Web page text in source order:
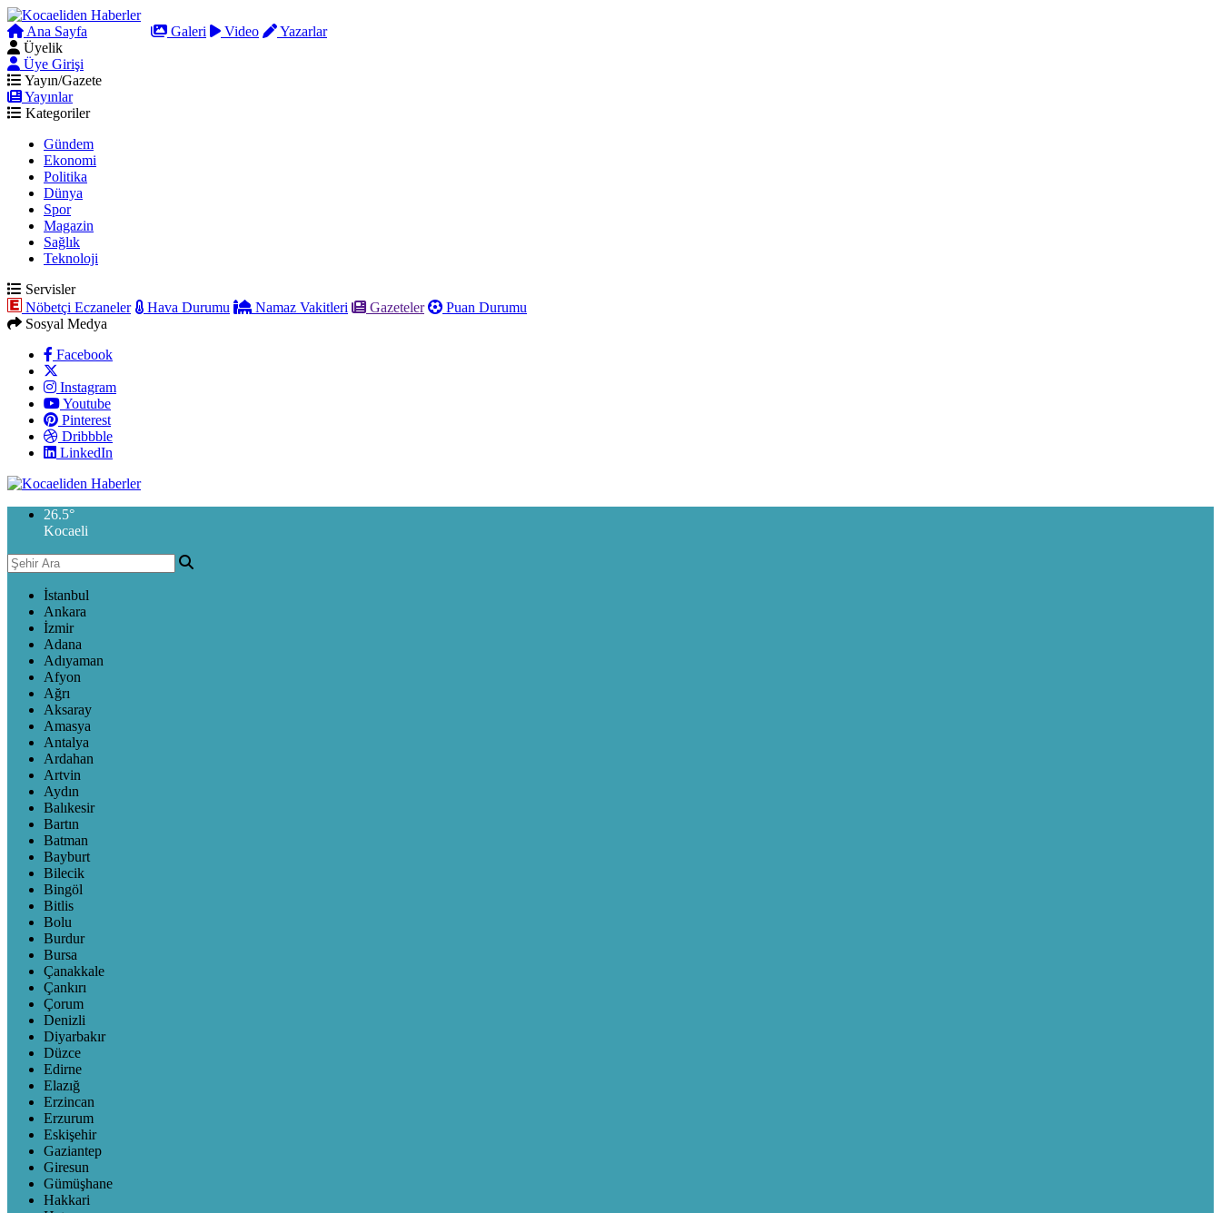
Ana Sayfa Galeri Video
Yazarlar
Üyelik
Üye Girişi
Yayın/Gazete
Yayınlar
Kategoriler
Gündem
Ekonomi
Politika
Dünya
Spor
Magazin
Sağlık
Teknoloji
Servisler
Nöbetçi Eczaneler
Hava Durumu Namaz Vakitleri Gazeteler
Puan Durumu
Sosyal Medya
Facebook
Instagram
Youtube
Pinterest
Dribbble
LinkedIn
26.5°
Kocaeli
İstanbul
Ankara
İzmir
Adana
Adıyaman
Afyon
Ağrı
Aksaray
Amasya
Antalya
Ardahan
Artvin
Aydın
Balıkesir
Bartın
Batman
Bayburt
Bilecik
Bingöl
Bitlis
Bolu
Burdur
Bursa
Çanakkale
Çankırı
Çorum
Denizli
Diyarbakır
Düzce
Edirne
Elazığ
Erzincan
Erzurum
Eskişehir
Gaziantep
Giresun
Gümüşhane
Hakkari